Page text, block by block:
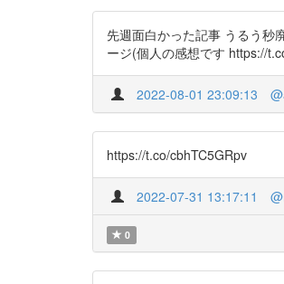
先週面白かった記事 うるう秒
ージ(個人の感想です https://
2022-08-01 23:09:13
https://t.co/cbhTC5GRpv
2022-07-31 13:17:11
0